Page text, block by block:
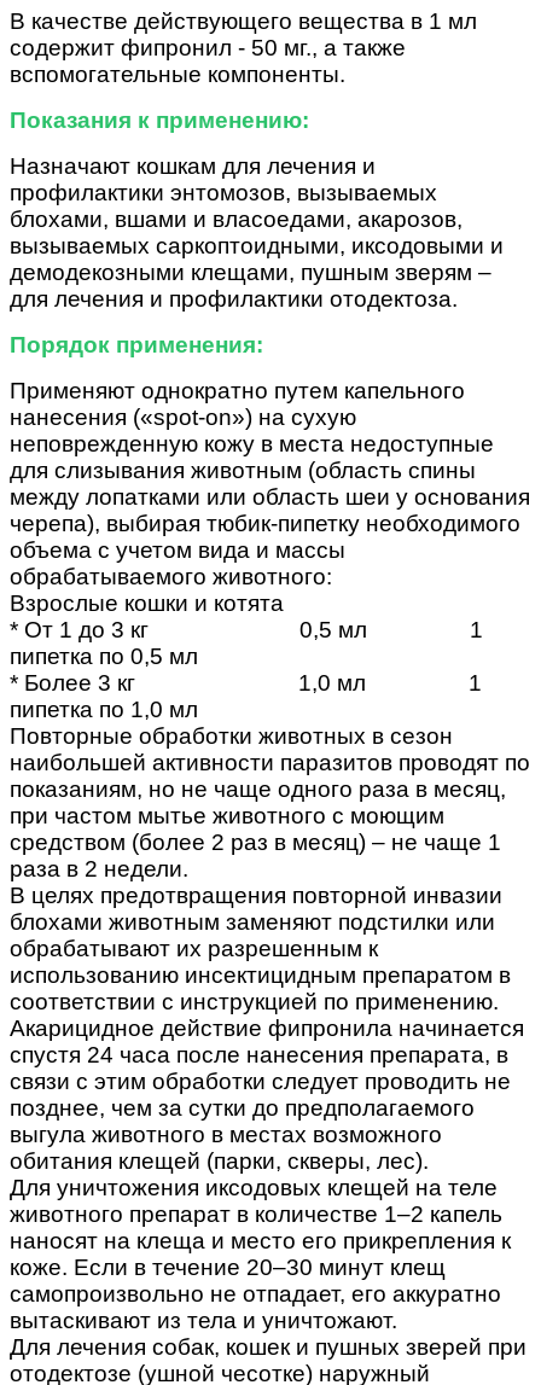
В качестве действующего вещества в 1 мл
содержит фипронил - 50 мг., а также
вспомогательные компоненты.
Показания к применению:
Назначают кошкам для лечения и
профилактики энтомозов, вызываемых
блохами, вшами и власоедами, акарозов,
вызываемых саркоптоидными, иксодовыми и
демодекозными клещами, пушным зверям –
для лечения и профилактики отодектоза.
Порядок применения:
Применяют однократно путем капельного
нанесения («spot-on») на сухую
неповрежденную кожу в места недоступные
для слизывания животным (область спины
между лопатками или область шеи у основания
черепа), выбирая тюбик-пипетку необходимого
объема с учетом вида и массы
обрабатываемого животного:
Взрослые кошки и котята
* От 1 до 3 кг 0,5 мл 1
пипетка по 0,5 мл
* Более 3 кг 1,0 мл 1
пипетка по 1,0 мл
Повторные обработки животных в сезон
наибольшей активности паразитов проводят по
показаниям, но не чаще одного раза в месяц,
при частом мытье животного с моющим
средством (более 2 раз в месяц) – не чаще 1
раза в 2 недели.
В целях предотвращения повторной инвазии
блохами животным заменяют подстилки или
обрабатывают их разрешенным к
использованию инсектицидным препаратом в
соответствии с инструкцией по применению.
Акарицидное действие фипронила начинается
спустя 24 часа после нанесения препарата, в
связи с этим обработки следует проводить не
позднее, чем за сутки до предполагаемого
выгула животного в местах возможного
обитания клещей (парки, скверы, лес).
Для уничтожения иксодовых клещей на теле
животного препарат в количестве 1–2 капель
наносят на клеща и место его прикрепления к
коже. Если в течение 20–30 минут клещ
самопроизвольно не отпадает, его аккуратно
вытаскивают из тела и уничтожают.
Для лечения собак, кошек и пушных зверей при
отодектозе (ушной чесотке) наружный